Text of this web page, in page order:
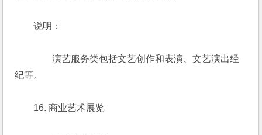
说明：
演艺服务类包括文艺创作和表演、文艺演出经
纪等。
16. 商业艺术展览